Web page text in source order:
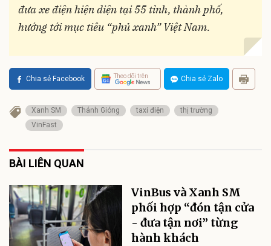
đưa xe điện hiện diện tại 55 tỉnh, thành phố,
hướng tới mục tiêu “phủ xanh” Việt Nam.
Chia sẻ Facebook Theo dõi trên Chia sẻ Zalo
Xanh SM Thánh Gióng taxi điện
thị trường
VinFast
BÀI LIÊN QUAN
VinBus và Xanh SM
phối hợp “đón tận cửa
- đưa tận nơi” từng
hành khách